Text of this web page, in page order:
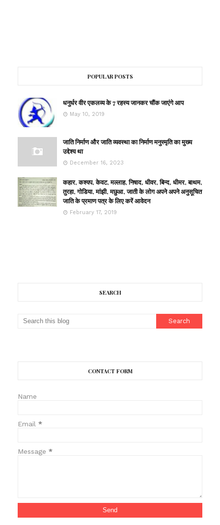
POPULAR POSTS
धनुर्धर वीर एकलव्य के 7 रहस्य जानकर चौंक जाएंगे आप
May 10, 2019
जाति निर्माण और जाति व्यवस्था का निर्माण मनुस्मृति का मुख्य
उद्देश्य था
December 16, 2023
कहार, कश्यप, केवट, मल्लाह, निषाद, धीवर, बिन्द, धीमर, बाथम,
तुरहा, गोडिया, मांझी, मछुआ, जाती के लोग अपने अपने अनुसूचित
जाति के प्रमाण पत्र के लिए करें आवेदन
February 17, 2019
SEARCH
CONTACT FORM
Name
Email *
Message *